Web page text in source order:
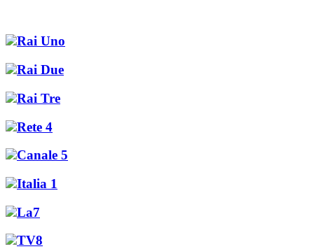
Rai Uno
Rai Due
Rai Tre
Rete 4
Canale 5
Italia 1
La7
TV8